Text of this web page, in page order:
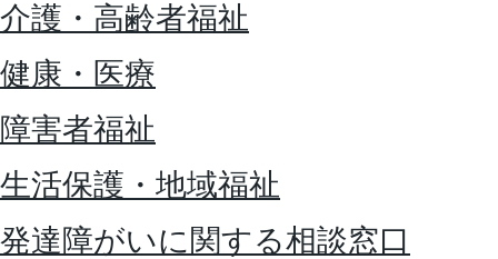
介護・高齢者福祉
健康・医療
障害者福祉
生活保護・地域福祉
発達障がいに関する相談窓口